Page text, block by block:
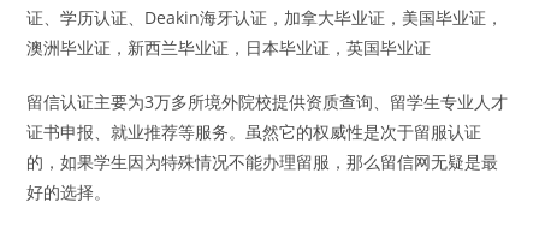
证、学历认证、Deakin海牙认证，加拿大毕业证，美国毕业证，
澳洲毕业证，新西兰毕业证，日本毕业证，英国毕业证
留信认证主要为3万多所境外院校提供资质查询、留学生专业人才
证书申报、就业推荐等服务。虽然它的权威性是次于留服认证
的，如果学生因为特殊情况不能办理留服，那么留信网无疑是最
好的选择。